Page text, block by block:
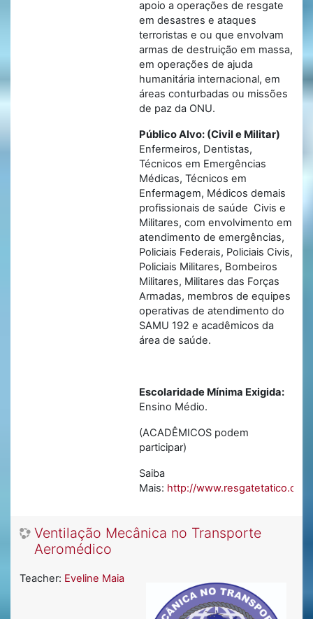
apoio a operações de resgate
em desastres e ataques
terroristas e ou que envolvam
armas de destruição em massa,
em operações de ajuda
humanitária internacional, em
áreas conturbadas ou missões
de paz da ONU.
Público Alvo: (Civil e Militar)
Enfermeiros, Dentistas,
Técnicos em Emergências
Médicas, Técnicos em
Enfermagem, Médicos demais
profissionais de saúde Civis e
Militares, com envolvimento em
atendimento de emergências,
Policiais Federais, Policiais Civis,
Policiais Militares, Bombeiros
Militares, Militares das Forças
Armadas, membros de equipes
operativas de atendimento do
SAMU 192 e acadêmicos da
área de saúde.
Escolaridade Mínima Exigida:
Ensino Médio.
(ACADÊMICOS podem
participar)
Saiba
Mais: http://
Ventilação Mecânica no Transporte
Aeromédico
Teacher: Eveline Maia